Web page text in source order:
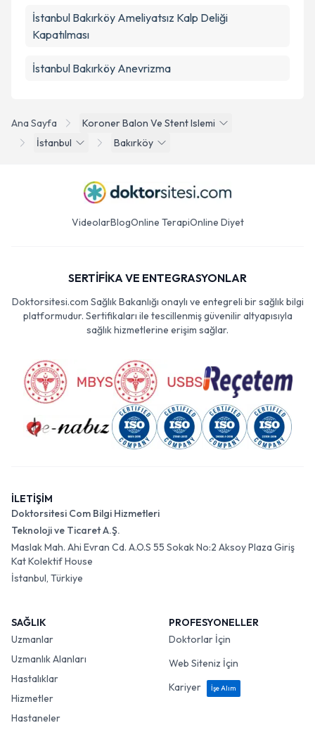
Ana Sayfa
Koroner Balon Ve Stent Islemi
İstanbul
Bakırköy
İstanbul Bakırköy Ameliyatsız Kalp Deliği
Kapatılması
İstanbul Bakırköy Anevrizma
VideolarBlogOnline TerapiOnline Diyet
SERTİFİKA VE ENTEGRASYONLAR
Doktorsitesi.com Sağlık Bakanlığı onaylı ve entegreli bir sağlık bilgi
platformudur. Sertifikaları ile tescillenmiş güvenilir altyapısıyla
sağlık hizmetlerine erişim sağlar.
İLETİŞİM
Doktorsitesi Com Bilgi Hizmetleri
Teknoloji ve Ticaret A.Ş.
Maslak Mah. Ahi Evran Cd. A.O.S 55 Sokak No:2 Aksoy Plaza Giriş
Kat Kolektif House
İstanbul, Türkiye
SAĞLIK
Uzmanlar
Uzmanlık Alanları
Hastalıklar
Hizmetler
Hastaneler
PROFESYONELLER
Doktorlar İçin
Web Siteniz İçin
Kariyer
İşe Alım